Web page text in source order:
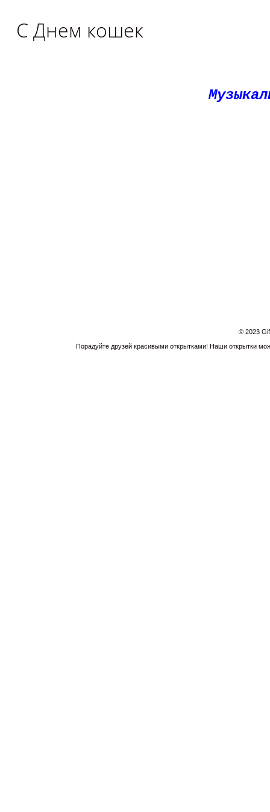
С Днем кошек
© 2023
Порадуйте друзей красивыми открытками! Наши открытки